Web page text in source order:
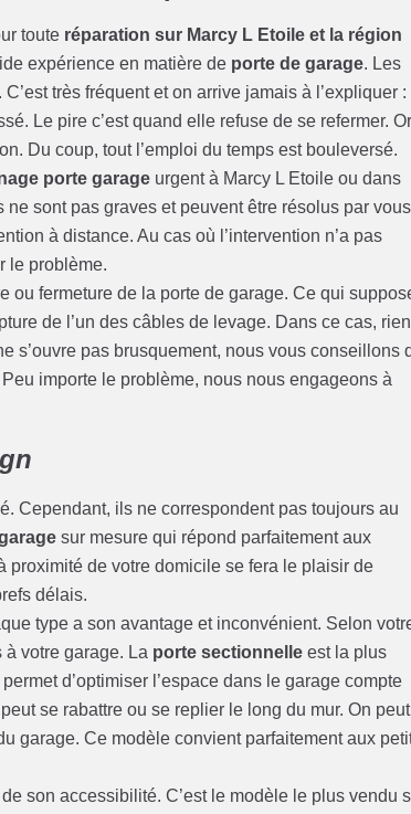
toute réparation sur Marcy L Etoile et la région
expérience en matière de porte de garage. Les
très fréquent et on arrive jamais à l’expliquer :
Le pire c’est quand elle refuse de se refermer.
Du coup, tout l’emploi du temps est bouleversé.
porte garage urgent à Marcy L Etoile ou dans
sont pas graves et peuvent être résolus par
à distance. Au cas où l’intervention n’a pas
le problème.
ou fermeture de la porte de garage. Ce qui
de l’un des câbles de levage. Dans ce cas,
s’ouvre pas brusquement, nous vous conseillons
importe le problème, nous nous engageons à
Cependant, ils ne correspondent pas toujours au
sur mesure qui répond parfaitement aux
proximité de votre domicile se fera le plaisir de
délais.
type a son avantage et inconvénient. Selon
votre garage. La porte sectionnelle est la plus
d’optimiser l’espace dans le garage compte
se rabattre ou se replier le long du mur. On peut
garage. Ce modèle convient parfaitement aux
son accessibilité. C’est le modèle le plus vendu